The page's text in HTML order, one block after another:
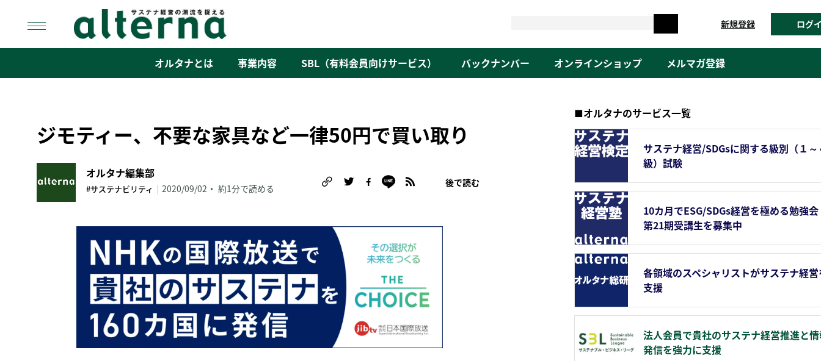
content
新規登録 ログ
オルタナとは 事業内容 SBL（有料会員向けサービス） バックナンバー オンラインショップ メルマガ登録
ジモティー、不要な家具など一律50円で買い取り
オルタナ編集部
#サステナビリティ | 2020/09/02 約1分で読める
後で読む
■オルタナのサービス一覧
サステナ経営/SDGsに関する級別（１～
級）試験
10カ月でESG/SDGs経営を極める勉強
第21期受講生を募集中
各領域のスペシャリストがサステナ経
支援
法人会員で貴社のサステナ経営推進と
発信を強力に支援